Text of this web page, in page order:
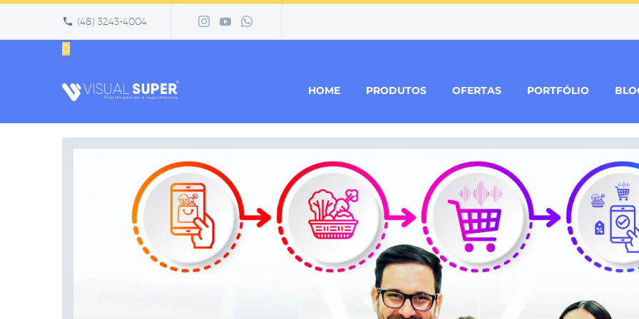
(48) 3243-4004
0
HOME PRODUTOS OFERTAS PORTFÓLIO